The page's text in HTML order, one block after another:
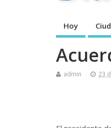
Hoy
admin 23